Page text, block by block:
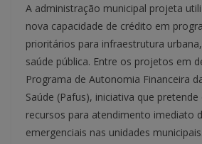
A administração municipal projeta
nova capacidade de crédito em
prioritários para infraestrutura
saúde pública. Entre os projetos em
Programa de Autonomia Financeira
Saúde (Pafus), iniciativa que
recursos para atendimento imediato
emergenciais nas unidades municipais.